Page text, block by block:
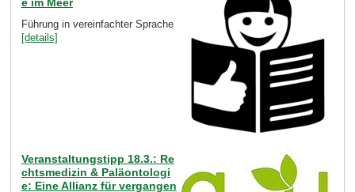
e im Meer
Führung in vereinfachter Sprache
[details]
Veranstaltungstipp 18.3.: Re
chtsmedizin & Paläontologi
e: Eine Allianz für vergangen